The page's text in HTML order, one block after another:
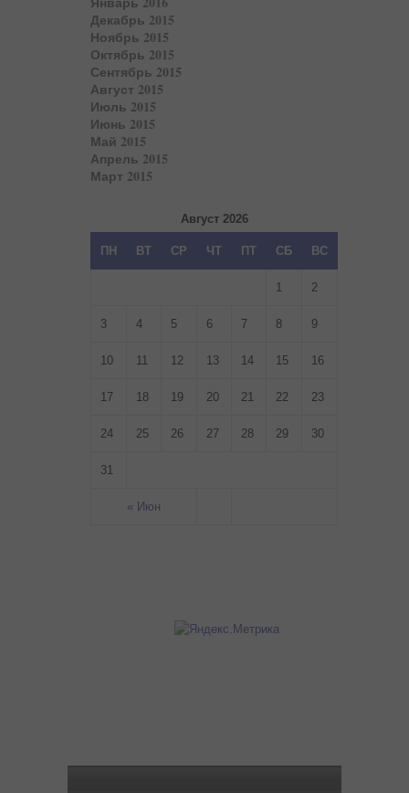
Декабрь 2015
Ноябрь 2015
Октябрь 2015
Сентябрь 2015
Август 2015
Июль 2015
Июнь 2015
Май 2015
Апрель 2015
Март 2015
Август 2026
ПН ВТ СР ЧТ ПТ СБ ВС
« Июн
1 2
3 4 5 6 7 8 9
10 11 12 13 14 15 16
17 18 19 20 21 22 23
24 25 26 27 28 29 30
31